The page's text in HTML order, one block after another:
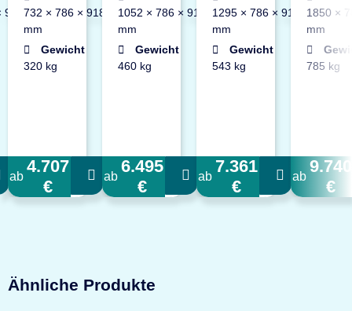
732 × 786 × 918
mm
Gewicht
320 kg
ab
4.707
€
1052 × 786 × 918
mm
Gewicht
460 kg
ab
6.495
€
1295 × 786 × 918
mm
Gewicht
543 kg
ab
7.361
€
1850 ×
mm
785 kg
ab
9.740
€
Ähnliche Produkte